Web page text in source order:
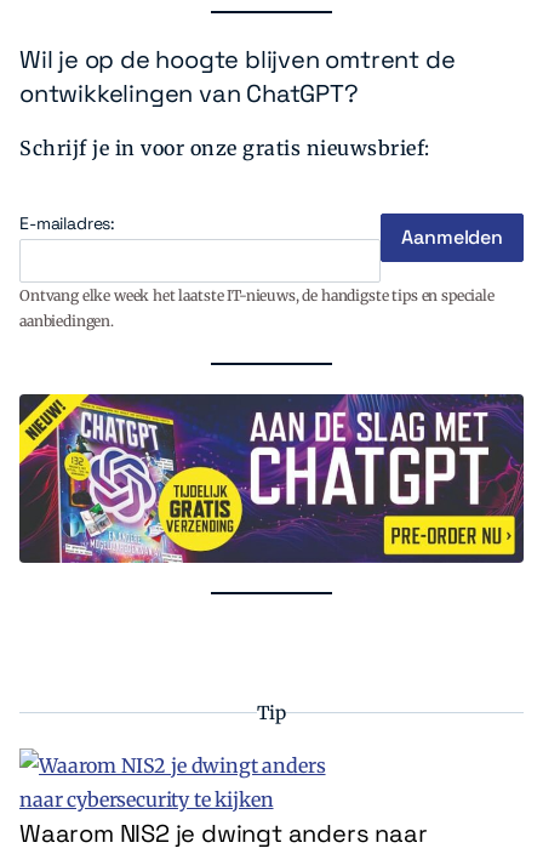
Wil je op de hoogte blijven omtrent de
ontwikkelingen van ChatGPT?
Schrijf je in voor onze gratis nieuwsbrief:
E-mailadres:
Ontvang elke week het laatste IT-nieuws, de handigste tips en speciale
aanbiedingen.
Tip
Waarom NIS2 je dwingt anders naar